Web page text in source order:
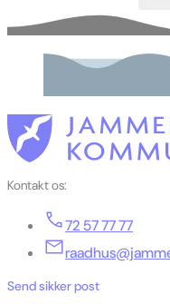
Kontakt os:
72 57 77 77
Send sikker post